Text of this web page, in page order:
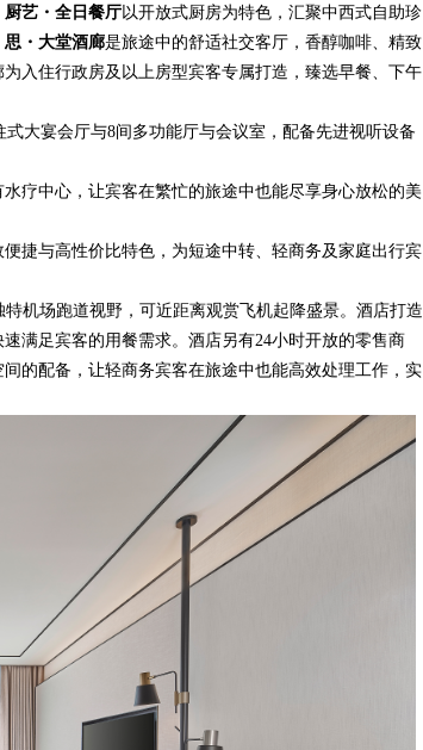
厨艺・全日餐厅以开放式厨房为特色，汇聚中西式自助珍
思・大堂酒廊是旅途中的舒适社交客厅，香醇咖啡、精致
入住行政房及以上房型宾客专属打造，臻选早餐、下午
大宴会厅与8间多功能厅与会议室，配备先进视听设备
疗中心，让宾客在繁忙的旅途中也能尽享身心放松的美
捷与高性价比特色，为短途中转、轻商务及家庭出行宾
机场跑道视野，可近距离观赏飞机起降盛景。酒店打造
满足宾客的用餐需求。酒店另有24小时开放的零售商
的配备，让轻商务宾客在旅途中也能高效处理工作，实